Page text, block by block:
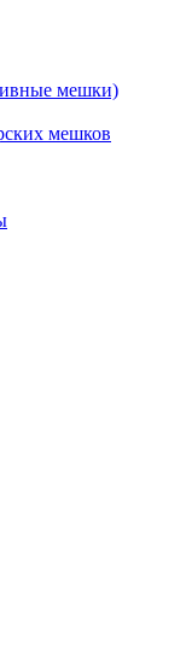
мешки)
мешков